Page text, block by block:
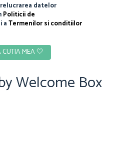
datelor
Politicii de
aTermenilor si conditiilor
CUTIA MEA 🤍
Welcome Box